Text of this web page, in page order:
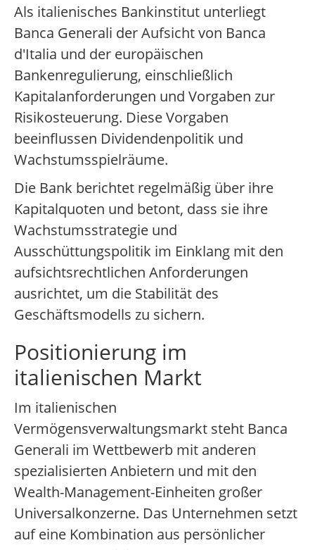
Als italienisches Bankinstitut unterliegt
Banca Generali der Aufsicht von Banca
d'Italia und der europäischen
Bankenregulierung, einschließlich
Kapitalanforderungen und Vorgaben zur
Risikosteuerung. Diese Vorgaben
beeinflussen Dividendenpolitik und
Wachstumsspielräume.
Die Bank berichtet regelmäßig über ihre
Kapitalquoten und betont, dass sie ihre
Wachstumsstrategie und
Ausschüttungspolitik im Einklang mit den
aufsichtsrechtlichen Anforderungen
ausrichtet, um die Stabilität des
Geschäftsmodells zu sichern.
Positionierung im
italienischen Markt
Im italienischen
Vermögensverwaltungsmarkt steht Banca
Generali im Wettbewerb mit anderen
spezialisierten Anbietern und mit den
Wealth-Management-Einheiten großer
Universalkonzerne. Das Unternehmen setzt
auf eine Kombination aus persönlicher